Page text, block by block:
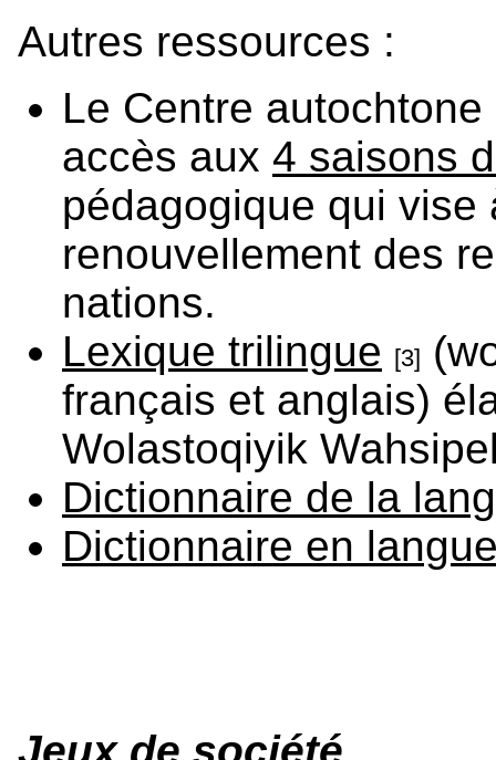
Autres ressources :
Le Centre
accès aux 4 saisons
pédagogique qui vise
renouvellement des
nations.
Lexique trilingue [3]
français et anglais)
Wolastoqiyik
Dictionnaire de la
Dictionnaire en